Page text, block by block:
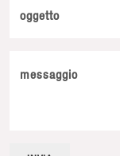
oggetto
messaggio